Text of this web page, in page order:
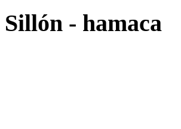
Sillón - hamaca